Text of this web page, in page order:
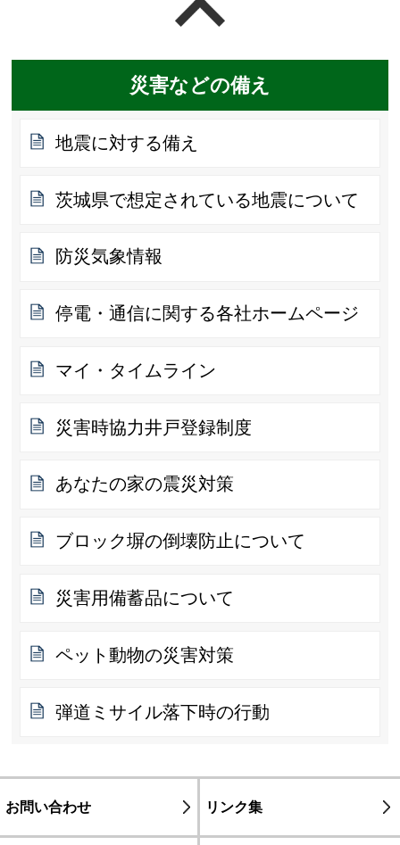
災害などの備え
地震に対する備え
茨城県で想定されている地震について
防災気象情報
停電・通信に関する各社ホームページ
マイ・タイムライン
災害時協力井戸登録制度
あなたの家の震災対策
ブロック塀の倒壊防止について
災害用備蓄品について
ペット動物の災害対策
弾道ミサイル落下時の行動
お問い合わせ リンク集